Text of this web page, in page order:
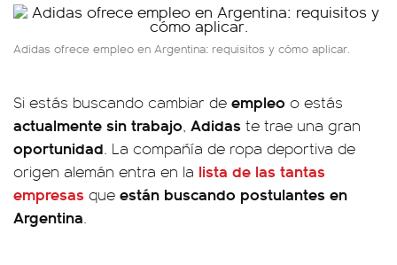
Adidas ofrece empleo en Argentina: requisitos y cómo aplicar.
Si estás buscando cambiar de empleo o estás
actualmente sin trabajo, Adidas te trae una gran
oportunidad. La compañía de ropa deportiva de
origen alemán entra en la lista de las tantas
empresas que están buscando postulantes en
Argentina.